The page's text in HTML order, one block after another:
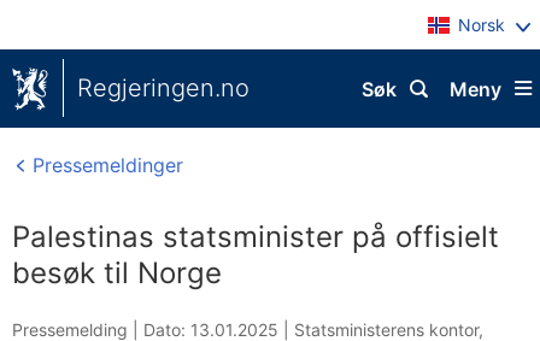
Norsk
Regjeringen.no Meny
Søk
Pressemeldinger
Palestinas statsminister på offisielt
besøk til Norge
Pressemelding | Dato: 13.01.2025 Statsministerens kontor,